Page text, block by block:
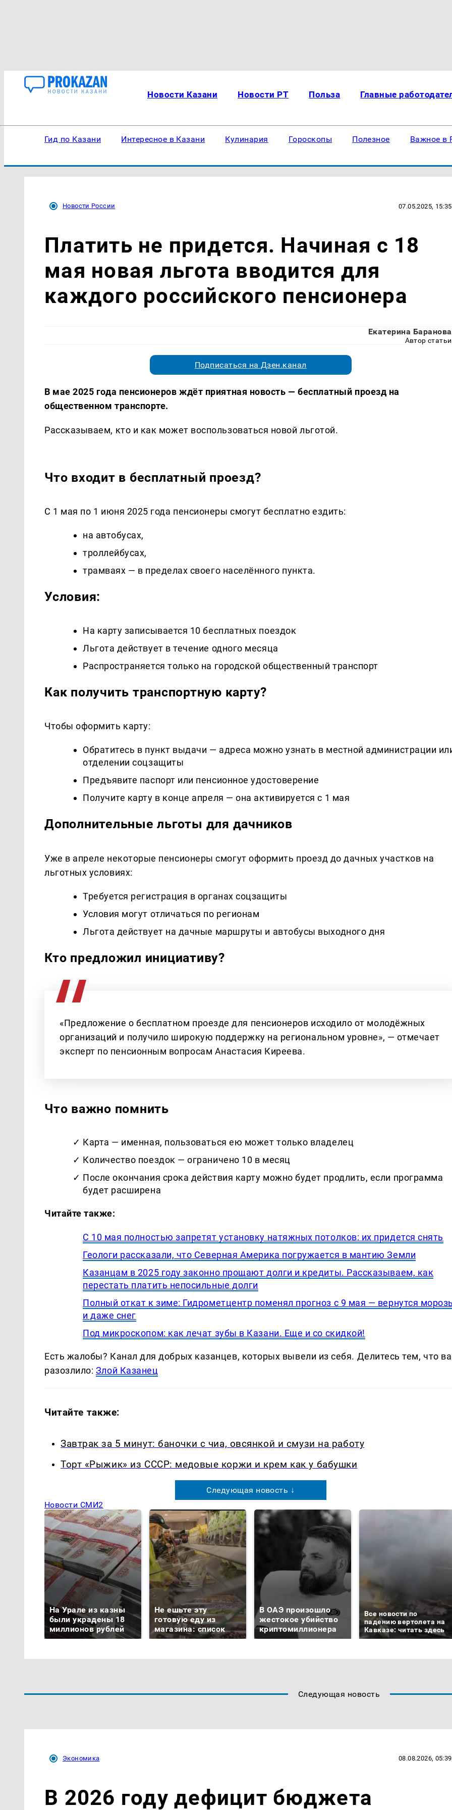
Новости Казани Новости РТ Польза Главные
Гид по Казани Интересное в Казани Кулинария Гороскопы Полезное Важное в
Новости России 07.05.2025, 15:35
Платить не придется. Начиная с 18
мая новая льгота вводится для
каждого российского пенсионера
Екатерина Баранова
Автор статьи
Подписаться на Дзен.канал
В мае 2025 года пенсионеров ждёт приятная новость — бесплатный проезд на
общественном транспорте.
Рассказываем, кто и как может воспользоваться новой льготой.
Что входит в бесплатный проезд?
С 1 мая по 1 июня 2025 года пенсионеры смогут бесплатно ездить:
на автобусах,
троллейбусах,
трамваях — в пределах своего населённого пункта.
Условия:
На карту записывается 10 бесплатных поездок
Льгота действует в течение одного месяца
Распространяется только на городской общественный транспорт
Как получить транспортную карту?
Чтобы оформить карту:
Обратитесь в пункт выдачи — адреса можно узнать в местной администрации
отделении соцзащиты
Предъявите паспорт или пенсионное удостоверение
Получите карту в конце апреля — она активируется с 1 мая
Дополнительные льготы для дачников
Уже в апреле некоторые пенсионеры смогут оформить проезд до дачных участков на
льготных условиях:
Требуется регистрация в органах соцзащиты
Условия могут отличаться по регионам
Льгота действует на дачные маршруты и автобусы выходного дня
Кто предложил инициативу?
«Предложение о бесплатном проезде для пенсионеров исходило от молодёжных
организаций и получило широкую поддержку на региональном уровне», — отмечает
эксперт по пенсионным вопросам Анастасия Киреева.
Что важно помнить
Карта — именная, пользоваться ею может только владелец
Количество поездок — ограничено 10 в месяц
После окончания срока действия карту можно будет продлить, если программа
будет расширена
Читайте также:
С 10 мая полностью запретят установку натяжных потолков: их придется снять
Геологи рассказали, что Северная Америка погружается в мантию Земли
Казанцам в 2025 году законно прощают долги и кредиты. Рассказываем, как
перестать платить непосильные долги
Полный откат к зиме: Гидрометцентр поменял прогноз с 9 мая — вернутся
и даже снег
Под микроскопом: как лечат зубы в Казани. Еще и со скидкой!
Есть жалобы? Канал для добрых казанцев, которых вывели из себя. Делитеcь тем, что
разозлило: Злой Казанец
Читайте также:
Завтрак за 5 минут: баночки с чиа, овсянкой и смузи на работу
Торт «Рыжик» из СССР: медовые коржи и крем как у бабушки
Следующая новость ↓
Новости СМИ2
На Урале из казны
были украдены 18
миллионов рублей
Не ешьте эту
готовую еду из
магазина: список
В ОАЭ произошло
жестокое убийство
криптомиллионера
Все новости по
падению вертолета на
Кавказе: читать здесь
Следующая новость
Экономика 08.08.2026, 05:39
В 2026 году дефицит бюджета